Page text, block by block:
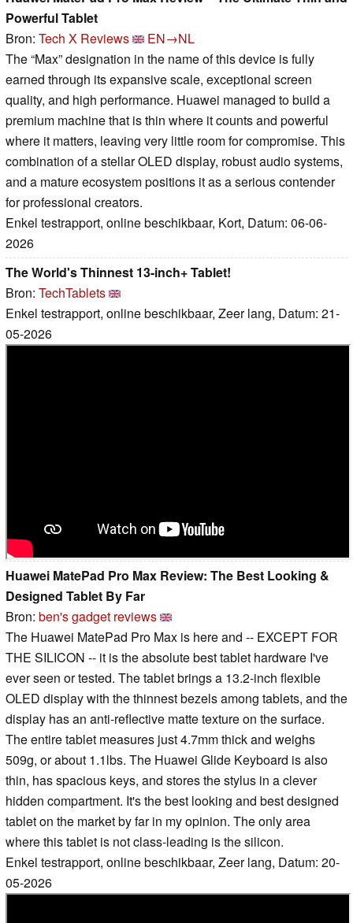
Powerful Tablet
Bron: Tech X Reviews
EN→NL
The “Max” designation in the name of this device is fully
earned through its expansive scale, exceptional screen
quality, and high performance. Huawei managed to build a
premium machine that is thin where it counts and powerful
where it matters, leaving very little room for compromise. This
combination of a stellar OLED display, robust audio systems,
and a mature ecosystem positions it as a serious contender
for professional creators.
Enkel testrapport, online beschikbaar, Kort, Datum: 06-06-
2026
The World's Thinnest 13-inch+ Tablet!
Bron: TechTablets
Enkel testrapport, online beschikbaar, Zeer lang, Datum: 21-
05-2026
Huawei MatePad Pro Max Review: The Best Looking &
Designed Tablet By Far
Bron: ben's gadget reviews
The Huawei MatePad Pro Max is here and -- EXCEPT FOR
THE SILICON -- it is the absolute best tablet hardware I've
ever seen or tested. The tablet brings a 13.2-inch flexible
OLED display with the thinnest bezels among tablets, and the
display has an anti-reflective matte texture on the surface.
The entire tablet measures just 4.7mm thick and weighs
509g, or about 1.1lbs. The Huawei Glide Keyboard is also
thin, has spacious keys, and stores the stylus in a clever
hidden compartment. It's the best looking and best designed
tablet on the market by far in my opinion. The only area
where this tablet is not class-leading is the silicon.
Enkel testrapport, online beschikbaar, Zeer lang, Datum: 20-
05-2026